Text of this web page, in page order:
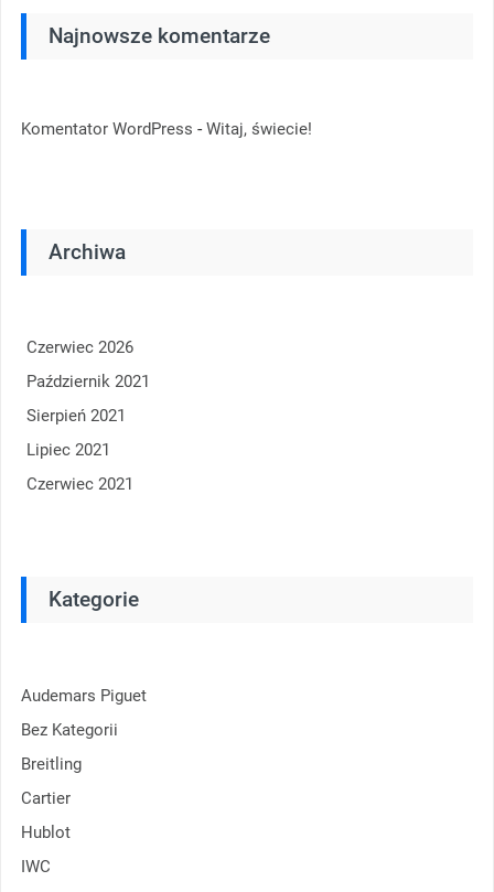
Najnowsze komentarze
Komentator WordPress - Witaj, świecie!
Archiwa
Czerwiec 2026
Październik 2021
Sierpień 2021
Lipiec 2021
Czerwiec 2021
Kategorie
Audemars Piguet
Bez Kategorii
Breitling
Cartier
Hublot
IWC